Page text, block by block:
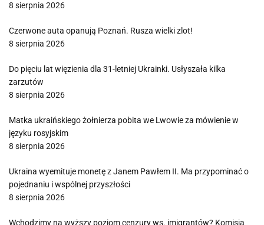
8 sierpnia 2026
Czerwone auta opanują Poznań. Rusza wielki zlot!
8 sierpnia 2026
Do pięciu lat więzienia dla 31-letniej Ukrainki. Usłyszała kilka
zarzutów
8 sierpnia 2026
Matka ukraińskiego żołnierza pobita we Lwowie za mówienie w
języku rosyjskim
8 sierpnia 2026
Ukraina wyemituje monetę z Janem Pawłem II. Ma przypominać o
pojednaniu i wspólnej przyszłości
8 sierpnia 2026
Wchodzimy na wyższy poziom cenzury ws. imigrantów? Komisja